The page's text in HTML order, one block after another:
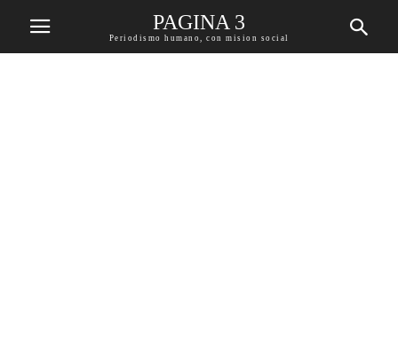
PAGINA 3
Periodismo humano, con mision social